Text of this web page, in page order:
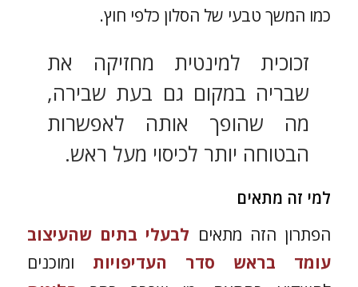
כמו המשך טבעי של הסלון כלפי חוץ.
זכוכית למינטית מחזיקה את
שבריה במקום גם בעת שבירה,
מה שהופך אותה לאפשרות
הבטוחה יותר לכיסוי מעל ראש.
למי זה מתאים
הפתרון הזה מתאים לבעלי בתים שהעיצוב
עומד בראש סדר העדיפויות ומוכנים